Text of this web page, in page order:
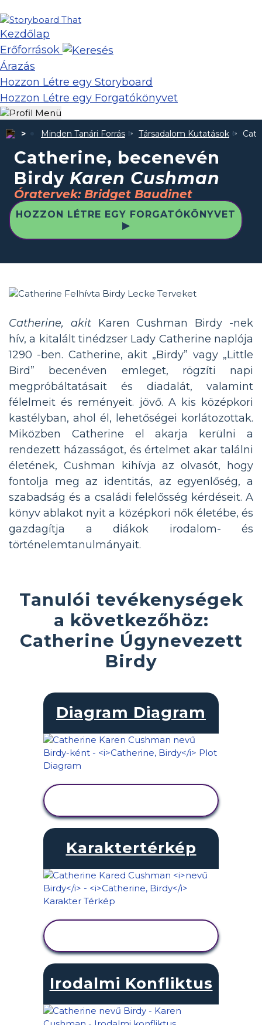
Kezdőlap
Erőforrások
Árazás
Hozzon Létre egy Storyboard
Hozzon Létre egy Forgatókönyvet
Minden Tanári Forrás Társadalom Kutatások
Catherine, becenevén
Birdy Karen Cushman
Óratervek: Bridget Baudinet
HOZZON LÉTRE EGY FORGATÓKÖNYVET
▶
Catherine, akitKaren Cushman Birdy -nek
hív, a kitalált tinédzser Lady Catherine naplója
1290 -ben. Catherine, akit „Birdy” vagy „Little
Bird” becenéven emleget, rögzíti napi
megpróbáltatásait és diadalát, valamint
félelmeit és reményeit. jövő. A kis középkori
kastélyban, ahol él, lehetőségei korlátozottak.
Miközben Catherine el akarja kerülni a
rendezett házasságot, és értelmet akar találni
életének, Cushman kihívja az olvasót, hogy
fontolja meg az identitás, az egyenlőség, a
szabadság és a családi felelősség kérdéseit. A
könyv ablakot nyit a középkori nők életébe, és
gazdagítja a diákok irodalom- és
történelemtanulmányait.
Tanulói tevékenységek
a következőhöz:
Catherine Úgynevezett
Birdy
Diagram Diagram
Karaktertérkép
Irodalmi Konfliktus